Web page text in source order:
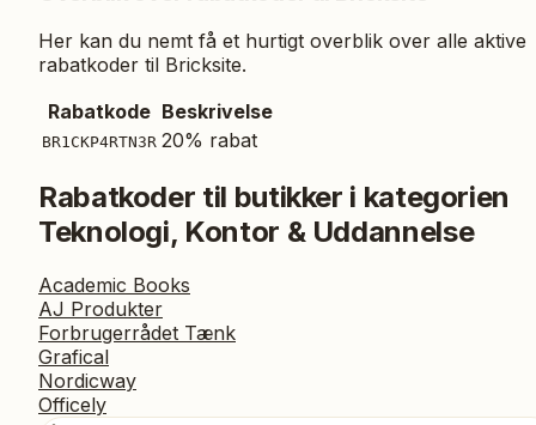
Her kan du nemt få et hurtigt overblik over alle aktive
rabatkoder til Bricksite.
Rabatkode Beskrivelse
BR1CKP4RTN3R 20% rabat
Rabatkoder til butikker i kategorien
Teknologi, Kontor & Uddannelse
Academic Books
AJ Produkter
Forbrugerrådet Tænk
Grafical
Nordicway
Officely